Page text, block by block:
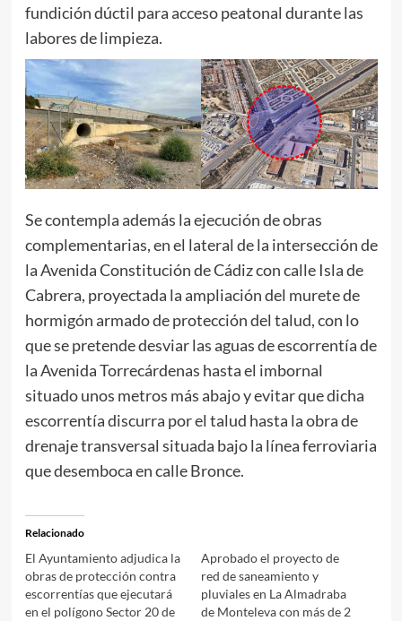
fundición dúctil para acceso peatonal durante las
labores de limpieza.
Se contempla además la ejecución de obras
complementarias, en el lateral de la intersección de
la Avenida Constitución de Cádiz con calle Isla de
Cabrera, proyectada la ampliación del murete de
hormigón armado de protección del talud, con lo
que se pretende desviar las aguas de escorrentía de
la Avenida Torrecárdenas hasta el imbornal
situado unos metros más abajo y evitar que dicha
escorrentía discurra por el talud hasta la obra de
drenaje transversal situada bajo la línea ferroviaria
que desemboca en calle Bronce.
Relacionado
El Ayuntamiento adjudica la
obras de protección contra
escorrentías que ejecutará
en el polígono Sector 20 de
Aprobado el proyecto de
red de saneamiento y
pluviales en La Almadraba
de Monteleva con más de 2